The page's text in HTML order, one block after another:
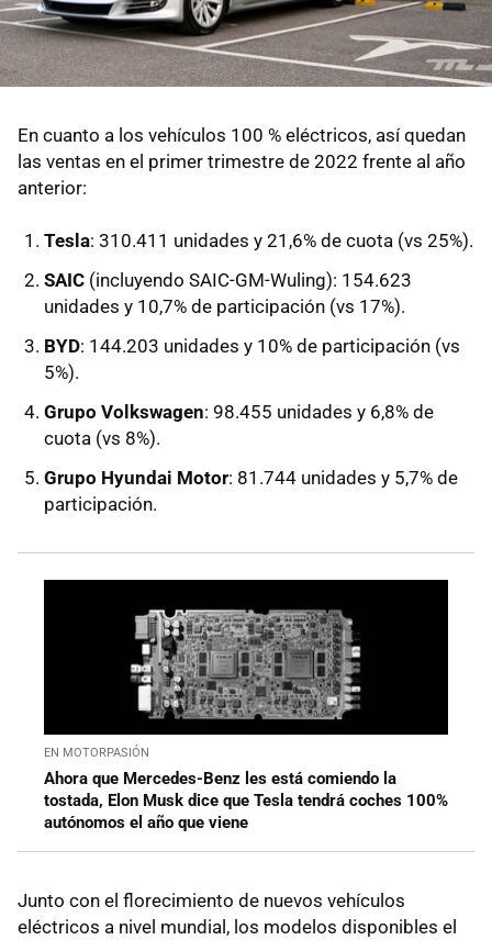
En cuanto a los vehículos 100 % eléctricos, así quedan
las ventas en el primer trimestre de 2022 frente al año
anterior:
Tesla: 310.411 unidades y 21,6% de cuota (vs 25%).
SAIC (incluyendo SAIC-GM-Wuling): 154.623
unidades y 10,7% de participación (vs 17%).
BYD: 144.203 unidades y 10% de participación (vs
5%).
Grupo Volkswagen: 98.455 unidades y 6,8% de
cuota (vs 8%).
Grupo Hyundai Motor: 81.744 unidades y 5,7% de
participación.
EN MOTORPASIÓN
Ahora que Mercedes-Benz les está comiendo la
tostada, Elon Musk dice que Tesla tendrá coches 100%
autónomos el año que viene
Junto con el florecimiento de nuevos vehículos
eléctricos a nivel mundial, los modelos disponibles el